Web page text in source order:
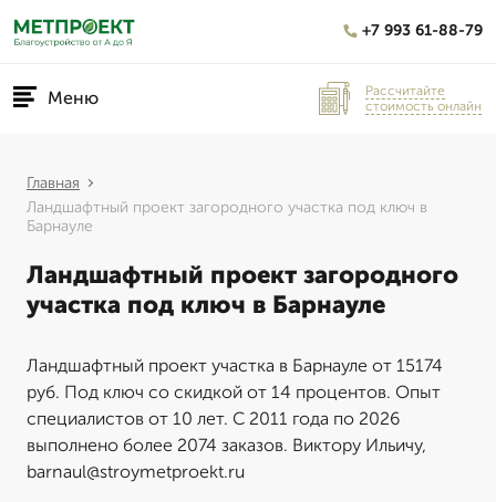
+7 993 61-88-79
Меню
Рассчитайте
стоимость онлайн
Главная
Ландшафтный проект загородного участка под ключ в
Барнауле
Ландшафтный проект загородного
участка под ключ в Барнауле
Ландшафтный проект участка в Барнауле от 15174
руб. Под ключ со скидкой от 14 процентов. Опыт
специалистов от 10 лет. С 2011 года по 2026
выполнено более 2074 заказов. Виктору Ильичу,
barnaul@stroymetproekt.ru